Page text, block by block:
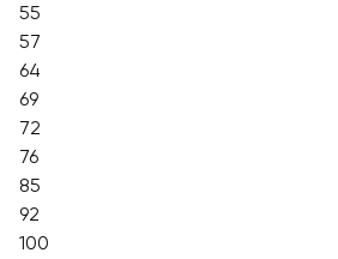
55
57
64
69
72
76
85
92
100